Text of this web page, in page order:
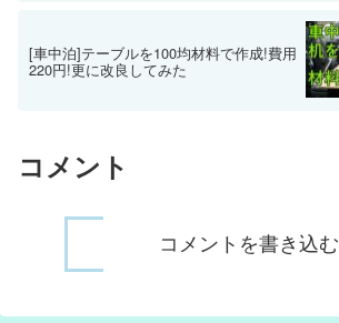
[車中泊]テーブルを100均材料で作成!費用
220円!更に改良してみた
コメント
コメントを書き込む